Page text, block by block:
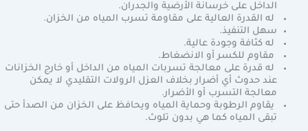
الداخل على خرسانة الأرضية والجدران.
له القدرة العالية على مقاومة تسرب المياه من الخزان.
سهل التنفيذ.
له كثافة وجودة عالية.
مقاوم للكسر أو الانضغاط.
له قدرة على معالجة تسربات المياه من الداخل أو خارج الخزانات
عند حدوث أي أضرار بخلاف العزل الرولات التقليدي لا يمكن
معالجة التسرب أو الأضرار.
يقاوم الرطوبة وحماية المياه ويحافظ على الخزان من الصدأ حتى
تبقى المياه كما هي بدون تلوث.